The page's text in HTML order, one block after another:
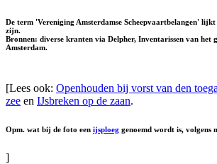
De term 'Vereniging Amsterdamse Scheepvaartbelangen'
zijn.
Bronnen: diverse kranten via Delpher, Inventarissen van het
Amsterdam.
[Lees ook: Openhouden bij vorst van den
zee en IJsbreken op de zaan.
Opm. wat bij de foto een ijsploeg genoemd wordt is, volgens
]